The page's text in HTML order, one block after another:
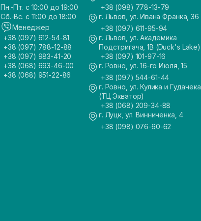
Пн.-Пт. с 10:00 до 19:00
Сб.-Вс. с 11:00 до 18:00
Менеджер
+38 (097) 612-54-81
+38 (097) 788-12-88
+38 (097) 983-41-20
+38 (068) 693-46-00
+38 (068) 951-22-86
+38 (098) 778-13-79
г. Львов, ул. Ивана Франка, 36
+38 (097) 611-95-94
г. Львов, ул. Академика
Подстригача, 1В (Duck's Lake)
+38 (097) 101-97-16
г. Ровно, ул. 16-го Июля, 15
+38 (097) 544-61-44
г. Ровно, ул. Кулика и
(ТЦ Экватор)
+38 (068) 209-34-88
г. Луцк, ул. Винниченка, 4
+38 (098) 076-60-62